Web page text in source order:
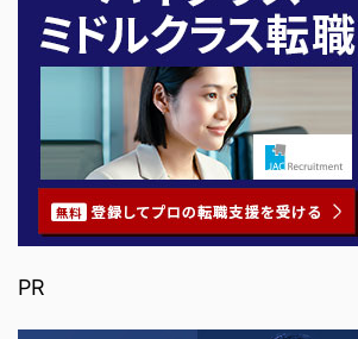
PR